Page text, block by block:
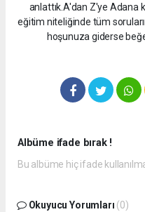
anlattık.A'dan Z'ye Adana
eğitim niteliğinde tüm
hoşunuza giderse
Albüme ifade bırak !
Bu albüme hiç ifade
Okuyucu Yorumları (0)